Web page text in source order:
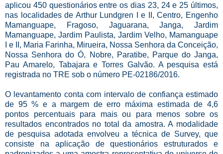
aplicou 450 questionários entre os dias 23, 24 e 25 últimos,
nas localidades de Arthur Lundgren I e II, Centro, Engenho
Mamanguape, Fragoso, Jaguarana, Janga, Jardim
Mamanguape, Jardim Paulista, Jardim Velho, Mamanguape
I e II, Maria Farinha, Mirueira, Nossa Senhora da Conceição,
Nossa Senhora do Ó, Nobre, Paratibe, Parque do Janga,
Pau Amarelo, Tabajara e Torres Galvão. A pesquisa está
registrada no TRE sob o número PE-02186/2016.
O levantamento conta com intervalo de confiança estimado
de 95 % e a margem de erro máxima estimada de 4,6
pontos percentuais para mais ou para menos sobre os
resultados encontrados no total da amostra. A modalidade
de pesquisa adotada envolveu a técnica de Survey, que
consiste na aplicação de questionários estruturados e